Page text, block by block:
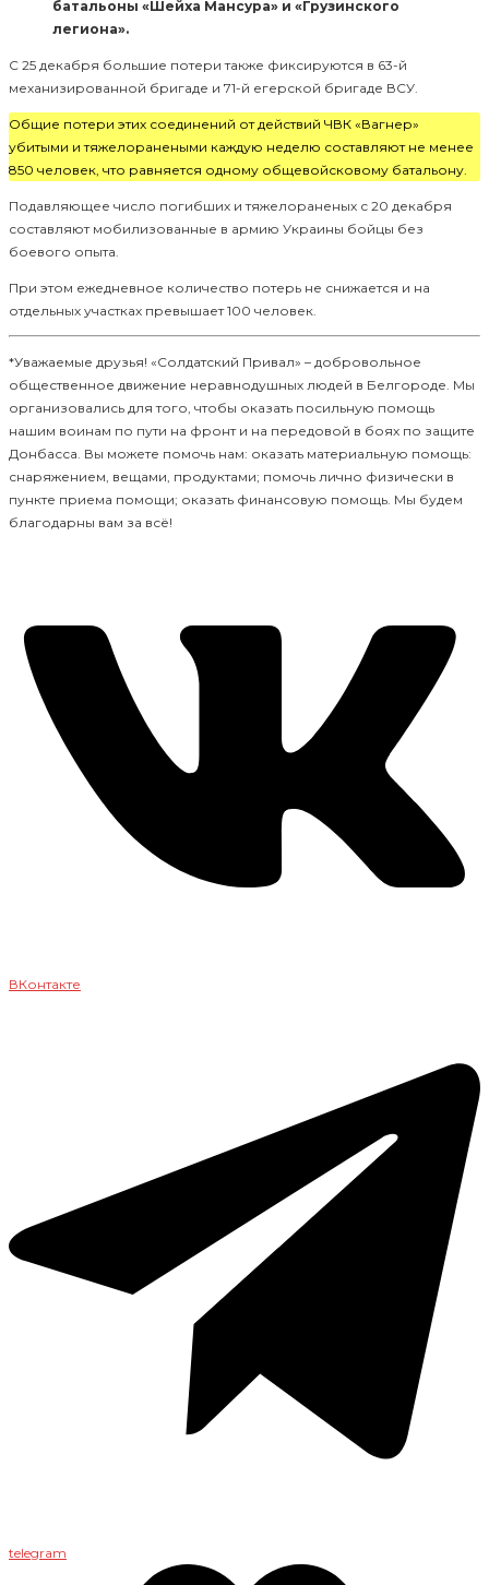
батальоны «Шейха Мансура» и «Грузинского
легиона».
С 25 декабря большие потери также фиксируются в 63-й
механизированной бригаде и 71-й егерской бригаде ВСУ.
Общие потери этих соединений от действий ЧВК «Вагнер»
убитыми и тяжелоранеными каждую неделю составляют не менее
850 человек, что равняется одному общевойсковому батальону.
Подавляющее число погибших и тяжелораненых с 20 декабря
составляют мобилизованные в армию Украины бойцы без
боевого опыта.
При этом ежедневное количество потерь не снижается и на
отдельных участках превышает 100 человек.
*Уважаемые друзья! «Солдатский Привал» – добровольное
общественное движение неравнодушных людей в Белгороде. Мы
организовались для того, чтобы оказать посильную помощь
нашим воинам по пути на фронт и на передовой в боях по защите
Донбасса. Вы можете помочь нам: оказать материальную помощь:
снаряжением, вещами, продуктами; помочь лично физически в
пункте приема помощи; оказать финансовую помощь. Мы будем
благодарны вам за всё!
ВКонтакте
telegram